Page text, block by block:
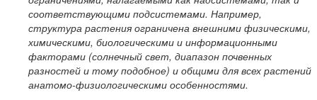
соответствующими подсистемами. Например,
структура растения ограничена внешними физическими,
химическими, биологическими и информационными
факторами (солнечный свет, диапазон почвенных
разностей и тому подобное) и общими для всех растений
анатомо-физиологическими особенностями.